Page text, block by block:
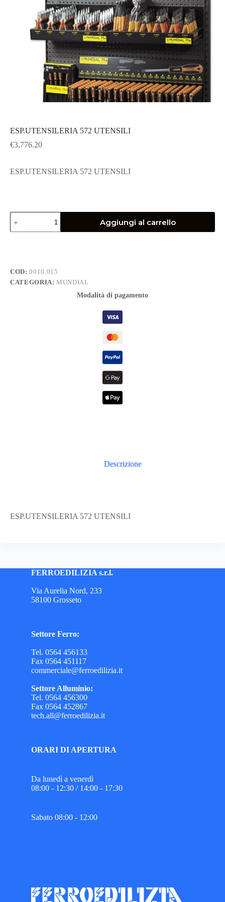
ESP.UTENSILERIA 572 UTENSILI
€3,776.20
ESP.UTENSILERIA 572 UTENSILI
ESP.UTENSILERIA
572
UTENSILI
Aggiungi al carrello
COD:0010.015
CATEGORIA:MUNDIAL
Modalità di pagamento
Descrizione
ESP.UTENSILERIA 572 UTENSILI
FERROEDILIZIA s.r.l.
Via Aurelia Nord, 233
58100 Grosseto
Settore Ferro:
Tel. 0564 456133
Fax 0564 451117
commerciale@ferroedilizia.it
Settore Alluminio:
Tel. 0564 456300
Fax 0564 452867
tech.all@ferroedilizia.it
ORARI DI APERTURA
Da lunedì a venerdì
08:00 - 12:30 / 14:00 - 17:30
Sabato 08:00 - 12:00